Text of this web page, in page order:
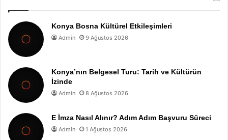
Konya Bosna Kültürel Etkileşimleri
Admin 9 Ağustos 2026
Konya’nın Belgesel Turu: Tarih ve Kültürün
İzinde
Admin 8 Ağustos 2026
E İmza Nasıl Alınır? Adım Adım Başvuru Süreci
Admin 1 Ağustos 2026